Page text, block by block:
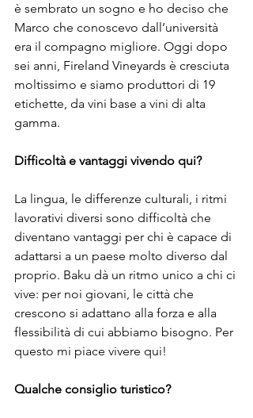
è sembrato un sogno e ho deciso che
Marco che conoscevo dall’università
era il compagno migliore. Oggi dopo
sei anni, Fireland Vineyards è cresciuta
moltissimo e siamo produttori di 19
etichette, da vini base a vini di alta
gamma.
Difficoltà e vantaggi vivendo qui?
La lingua, le differenze culturali, i ritmi
lavorativi diversi sono difficoltà che
diventano vantaggi per chi è capace di
adattarsi a un paese molto diverso dal
proprio. Baku dà un ritmo unico a chi ci
vive: per noi giovani, le città che
crescono si adattano alla forza e alla
flessibilità di cui abbiamo bisogno. Per
questo mi piace vivere qui!
Qualche consiglio turistico?